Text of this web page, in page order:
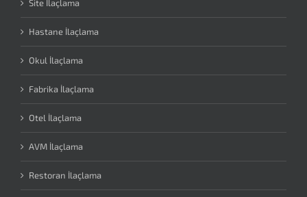
Site İlaçlama
Hastane İlaçlama
Okul İlaçlama
Fabrika İlaçlama
Otel İlaçlama
AVM İlaçlama
Restoran İlaçlama